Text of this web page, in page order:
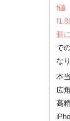
f値
f1.8
眼
で
な
本
広
高